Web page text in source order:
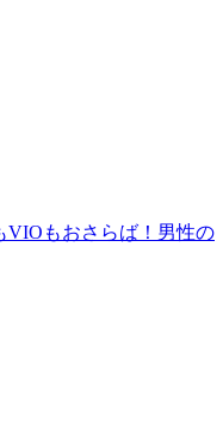
VIOもおさらば！男性の